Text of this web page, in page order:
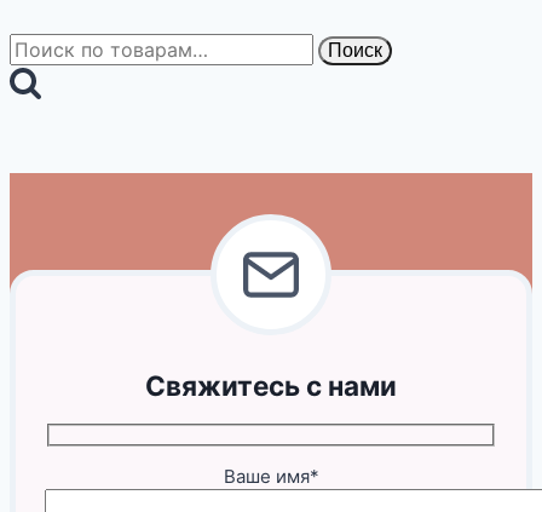
Искать: Поиск
Свяжитесь с нами
Ваше имя*